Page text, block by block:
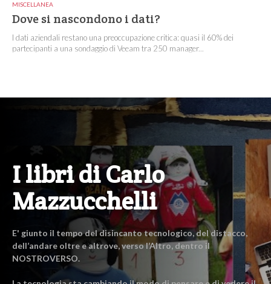
MISCELLANEA
Dove si nascondono i dati?
I dati aziendali restano una preoccupazione critica: quasi il 60% dei
partecipanti a una sondaggio di Veeam tra 250 manager...
I libri di Carlo
Mazzucchelli
E' giunto il tempo del disincanto tecnologico, del distacco,
dell’andare oltre e altrove, verso l’Altro, dentro il
NOSTROVERSO.